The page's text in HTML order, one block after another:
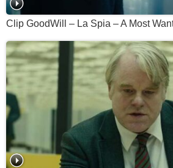
Clip GoodWill – La Spia – A Most